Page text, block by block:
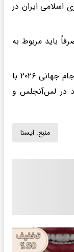
ایران در
باید مربوط به
تیم ملی فوتبال ایران در گروه G رقابت‌های جام جهانی ۲۰۲۶ با
در لس‌آنجلس و
منبع: ايسنا